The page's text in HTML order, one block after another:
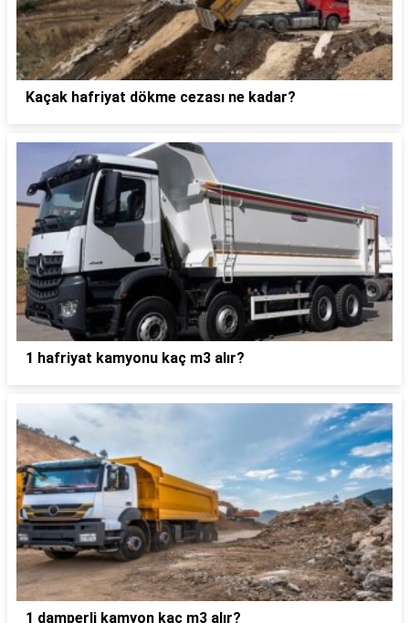
Kaçak hafriyat dökme cezası ne kadar?
1 hafriyat kamyonu kaç m3 alır?
1 damperli kamyon kaç m3 alır?